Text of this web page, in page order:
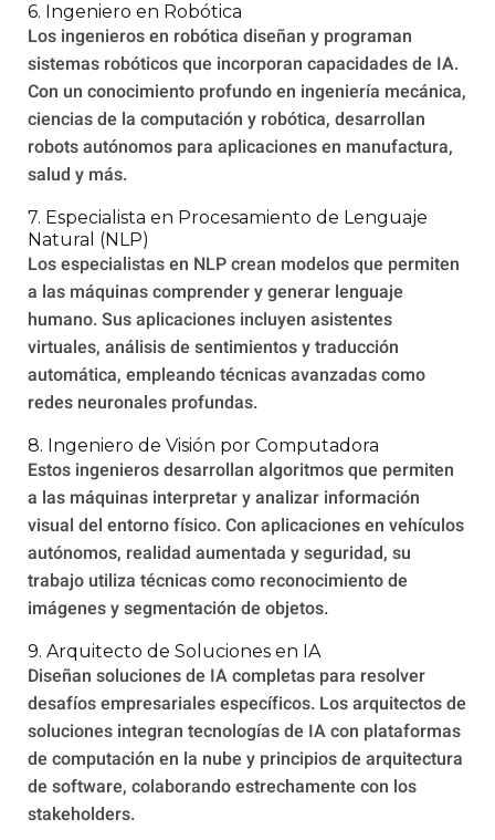
6. Ingeniero en Robótica
Los ingenieros en robótica diseñan y programan
sistemas robóticos que incorporan capacidades de IA.
Con un conocimiento profundo en ingeniería mecánica,
ciencias de la computación y robótica, desarrollan
robots autónomos para aplicaciones en manufactura,
salud y más.
7. Especialista en Procesamiento de Lenguaje
Natural (NLP)
Los especialistas en NLP crean modelos que permiten
a las máquinas comprender y generar lenguaje
humano. Sus aplicaciones incluyen asistentes
virtuales, análisis de sentimientos y traducción
automática, empleando técnicas avanzadas como
redes neuronales profundas.
8. Ingeniero de Visión por Computadora
Estos ingenieros desarrollan algoritmos que permiten
a las máquinas interpretar y analizar información
visual del entorno físico. Con aplicaciones en vehículos
autónomos, realidad aumentada y seguridad, su
trabajo utiliza técnicas como reconocimiento de
imágenes y segmentación de objetos.
9. Arquitecto de Soluciones en IA
Diseñan soluciones de IA completas para resolver
desafíos empresariales específicos. Los arquitectos de
soluciones integran tecnologías de IA con plataformas
de computación en la nube y principios de arquitectura
de software, colaborando estrechamente con los
stakeholders.